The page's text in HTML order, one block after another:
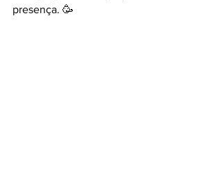
presença. 🥳